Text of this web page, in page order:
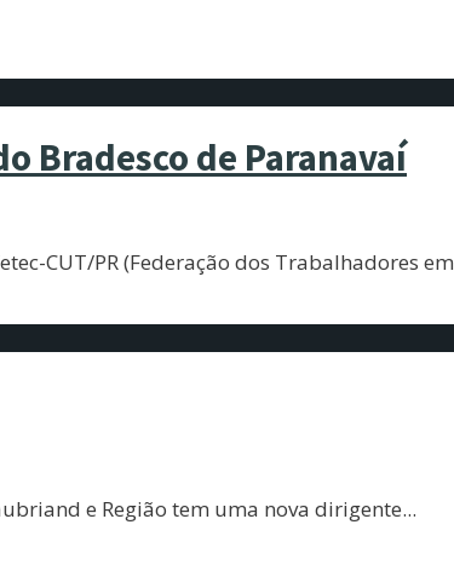
Bradesco de Paranavaí
CUT/PR (Federação dos Trabalhadores em
e Região tem uma nova dirigente...